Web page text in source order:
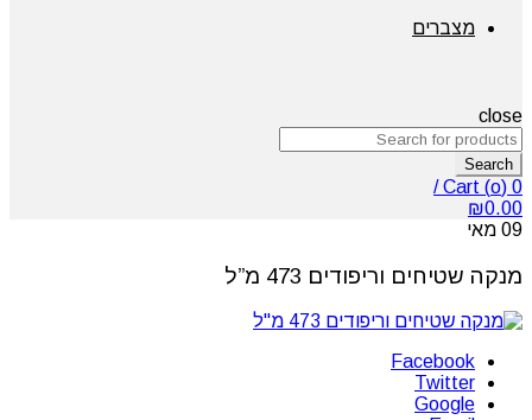
מצברים
close
Search
Cart (o) 0
/
₪0.00
09 מאי
מנקה שטיחים וריפודים 473 מ”ל
Facebook
Twitter
Google